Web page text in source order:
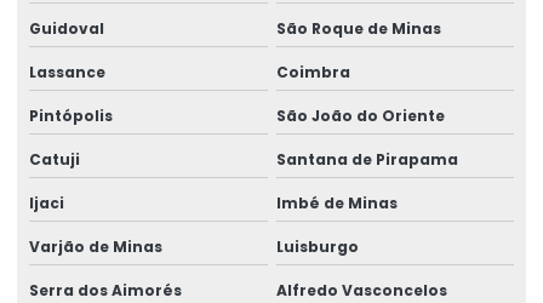
Guidoval São Roque de Minas
Lassance Coimbra
Pintópolis São João do Oriente
Catuji Santana de Pirapama
Ijaci Imbé de Minas
Varjão de Minas Luisburgo
Serra dos Aimorés Alfredo Vasconcelos